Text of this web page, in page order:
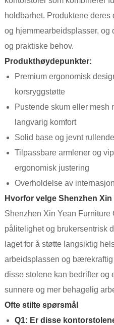
holdbarhet. Produktene
og hjemmearbeidsplasser, og
og praktiske behov.
Produkthøydepunkter:
Premium ergonomisk
korsryggstøtte
Pustende skum eller mesh
langvarig komfort
Solid base og jevnt
Tilpassbare armlener og
ergonomisk justering
Overholdelse av
Hvorfor velge Shenzhen
Shenzhen Xin Yean Furniture
pålitelighet og brukersentrisk
laget for å støtte langsiktig
arbeidsplassen og
disse stolene kan bedrifter og
sunnere og mer behagelig
Ofte stilte spørsmål
Q1: Er disse